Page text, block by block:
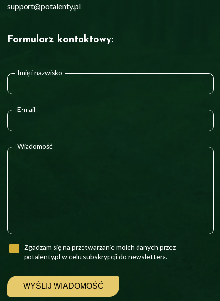
support@potalenty.pl
Formularz kontaktowy:
Imię i nazwisko
E-mail
Wiadomość
Zgadzam się na przetwarzanie moich danych przez
potalenty.pl w celu subskrypcji do newslettera.